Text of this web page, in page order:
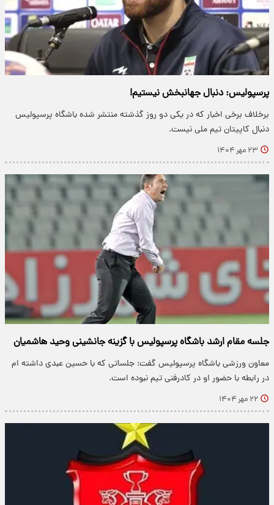
پرسپولیس: دنبال جهانبخش نیستیم!
برخلاف برخی اخبار که در یکی دو روز گذشته منتشر شده باشگاه پرسپولیس
دنبال کاپیتان تیم ملی نیست.
۲۳ مهر ۱۴۰۴
جلسه مقام ارشد باشگاه پرسپولیس با گزینه جانشینی وحید هاشمیان
معاون ورزشی باشگاه پرسپولیس گفت: جلساتی که با حسین عبدی داشته ام
در رابطه با حضور او در کادرفنی تیم نبوده است.
۲۲ مهر ۱۴۰۴